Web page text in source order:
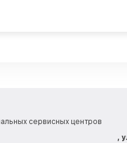
сервисных центров
,